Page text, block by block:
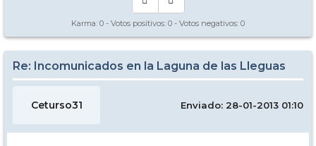
Karma: 0 - Votos positivos: 0 - Votos negativos: 0
Re: Incomunicados en la Laguna de las Lleguas
Ceturso31 Enviado: 28-01-2013 01:10